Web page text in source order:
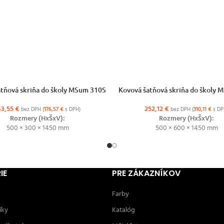
skriňa do školy MSum 310S
€ bez DPH (176,57€s DPH)
Rozmery (HxŠxV):
500 × 300 × 1450 mm
VÝBER MOŽNOSTÍ
Kovová šatňová skriňa do školy
252,12€ bez DPH (310,11€s
Rozmery (HxŠxV):
500 × 600 × 1450 mm
PRE ZÁKAZNÍKOV
Farby
Katalóg